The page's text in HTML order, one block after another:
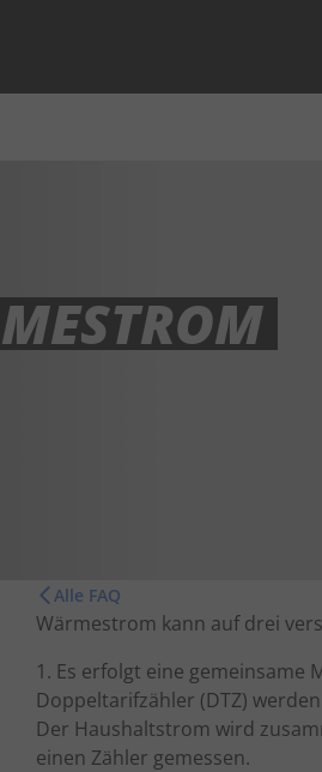
Alle FAQ
Wärmestrom kann auf drei
1. Es erfolgt eine gemeinsame
Doppeltarifzähler (DTZ)
Der Haushaltstrom wird
einen Zähler gemessen.